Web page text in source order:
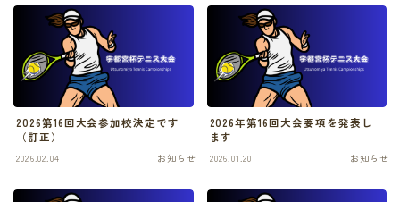
2026第16回大会参加校決定です
（訂正）
2026.02.04 お知らせ
2026年第16回大会要項を発表し
ます
2026.01.20 お知らせ